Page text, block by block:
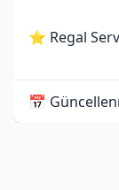
⭐ Regal
📅